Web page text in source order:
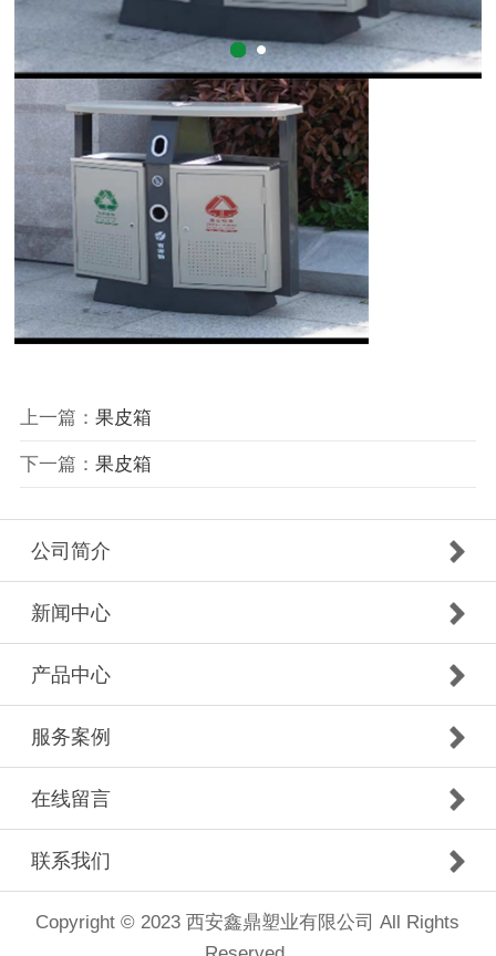
上一篇： 果皮箱
下一篇： 果皮箱
公司简介
新闻中心
产品中心
服务案例
在线留言
联系我们
Copyright © 2023 西安鑫鼎塑业有限公司 All Rights